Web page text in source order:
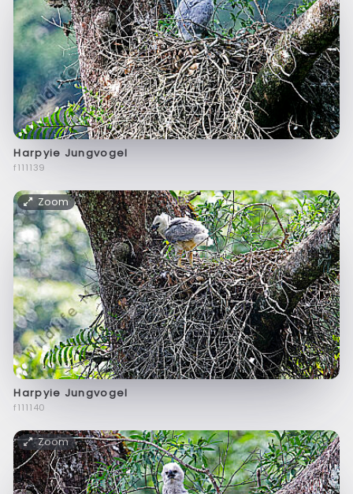
Harpyie Jungvogel
f111139
Zoom
Harpyie Jungvogel
f111140
Zoom